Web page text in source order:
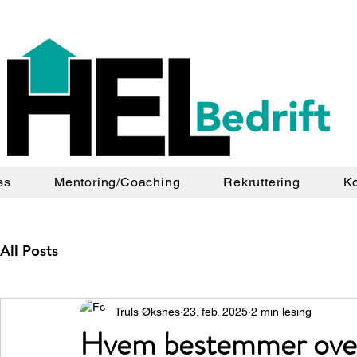
Mentoring/Coaching Rekruttering
All Posts
Hvem bestemmer
Truls Øksnes 23. feb. 2025 2 min lesing